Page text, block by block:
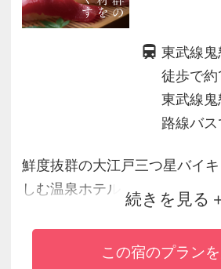
東武線鬼
徒歩で約
東武線鬼
路線バス
鮮度抜群の大江戸三つ星バイ
しむ温泉ホテル
大江戸三つ星バイキングと自
を感じさせる大浴場や客室、
続きを見る
この宿のプラン